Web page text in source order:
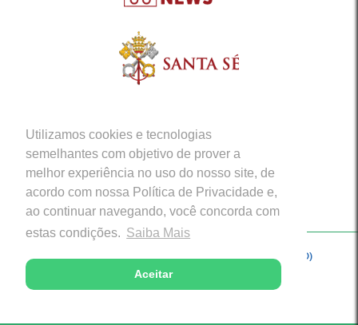
Utilizamos cookies e tecnologias
semelhantes com objetivo de prover a
melhor experiência no uso do nosso site, de
acordo com nossa Política de Privacidade e,
ao continuar navegando, você concorda com
estas condições. Saiba Mais
Aceitar
Copyright © 2026 - Arquidiocese de Porto Velho (RO)
Desenvolvido com excelência por